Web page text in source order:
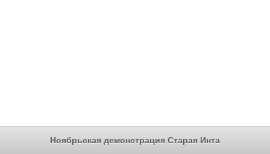
Ноябрьская демонстрация Старая Инта